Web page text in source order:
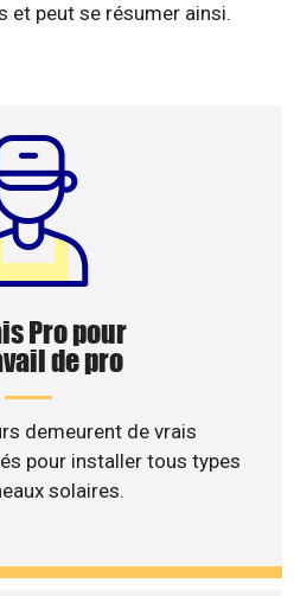
et peut se résumer ainsi.
Pro pour
de pro
demeurent de vrais
pour installer tous types
solaires.